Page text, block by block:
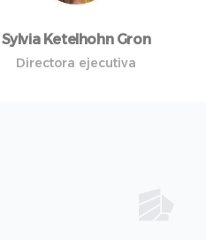
Sylvia Ketelhohn Gron
Directora ejecutiva